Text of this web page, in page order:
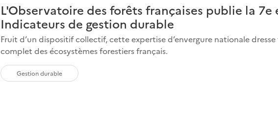
L'Observatoire des forêts françaises publie la
Indicateurs de gestion durable
Fruit d’un dispositif collectif, cette expertise d’envergure nationale
complet des écosystèmes forestiers français.
Gestion durable